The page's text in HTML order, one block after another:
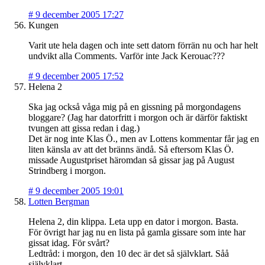
# 9 december 2005 17:27
Kungen
Varit ute hela dagen och inte sett datorn förrän nu och har helt
undvikt alla Comments. Varför inte Jack Kerouac???
# 9 december 2005 17:52
Helena 2
Ska jag också våga mig på en gissning på morgondagens
bloggare? (Jag har datorfritt i morgon och är därför faktiskt
tvungen att gissa redan i dag.)
Det är nog inte Klas Ö., men av Lottens kommentar får jag en
liten känsla av att det bränns ändå. Så eftersom Klas Ö.
missade Augustpriset häromdan så gissar jag på August
Strindberg i morgon.
# 9 december 2005 19:01
Lotten Bergman
Helena 2, din klippa. Leta upp en dator i morgon. Basta.
För övrigt har jag nu en lista på gamla gissare som inte har
gissat idag. För svårt?
Ledtråd: i morgon, den 10 dec är det så självklart. Såå